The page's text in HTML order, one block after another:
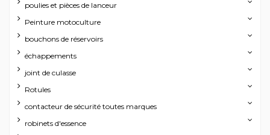
poulies et pièces de lanceur
Peinture motoculture
bouchons de réservoirs
échappements
joint de culasse
Rotules
contacteur de sécurité toutes marques
robinets d'essence